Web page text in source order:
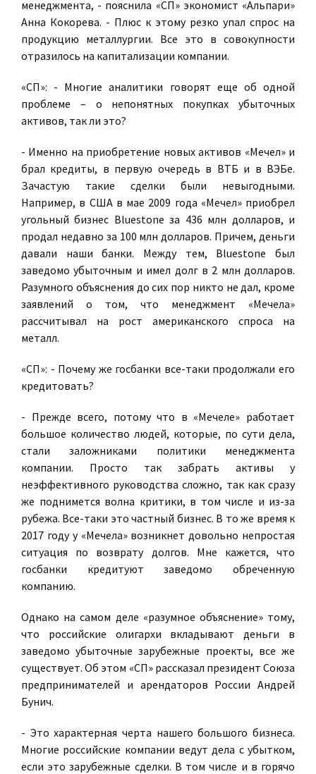
менеджмента, - пояснила «СП» экономист «Альпари»
Анна Кокорева. - Плюс к этому резко упал спрос на
продукцию металлургии. Все это в совокупности
отразилось на капитализации компании.
«СП»: - Многие аналитики говорят еще об одной
проблеме – о непонятных покупках убыточных
активов, так ли это?
- Именно на приобретение новых активов «Мечел» и
брал кредиты, в первую очередь в ВТБ и в ВЭБе.
Зачастую такие сделки были невыгодными.
Например, в США в мае 2009 года «Мечел» приобрел
угольный бизнес Bluestone за 436 млн долларов, и
продал недавно за 100 млн долларов. Причем, деньги
давали наши банки. Между тем, Bluestone был
заведомо убыточным и имел долг в 2 млн долларов.
Разумного объяснения до сих пор никто не дал, кроме
заявлений о том, что менеджмент «Мечела»
рассчитывал на рост американского спроса на
металл.
«СП»: - Почему же госбанки все-таки продолжали его
кредитовать?
- Прежде всего, потому что в «Мечеле» работает
большое количество людей, которые, по сути дела,
стали заложниками политики менеджмента
компании. Просто так забрать активы у
неэффективного руководства сложно, так как сразу
же поднимется волна критики, в том числе и из-за
рубежа. Все-таки это частный бизнес. В то же время к
2017 году у «Мечела» возникнет довольно непростая
ситуация по возврату долгов. Мне кажется, что
госбанки кредитуют заведомо обреченную
компанию.
Однако на самом деле «разумное объяснение» тому,
что российские олигархи вкладывают деньги в
заведомо убыточные зарубежные проекты, все же
существует. Об этом «СП» рассказал президент Союза
предпринимателей и арендаторов России Андрей
Бунич.
- Это характерная черта нашего большого бизнеса.
Многие российские компании ведут дела с убытком,
если это зарубежные сделки. В том числе и в горячо